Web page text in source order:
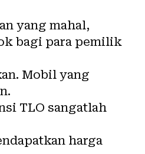
yang mahal,
bagi para pemilik
Mobil yang
TLO sangatlah
harga